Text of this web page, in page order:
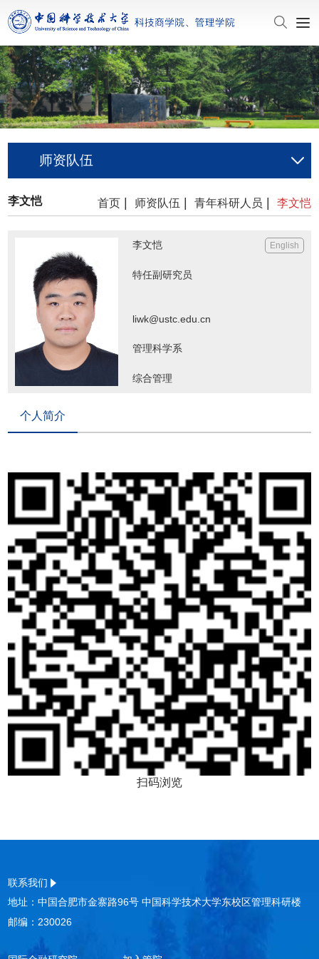
师资队伍
李文恺 首页 师资队伍 青年科研人员 李文恺
李文恺
特任副研究员
liwk@ustc.edu.cn
管理科学系
综合管理
English
个人简介
扫码浏览
联系我们
地址：中国合肥市金寨路96号 中国科学技术大学东校区管理科研楼
邮编：230026